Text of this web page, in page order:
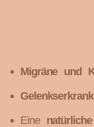
Migräne und
Eine